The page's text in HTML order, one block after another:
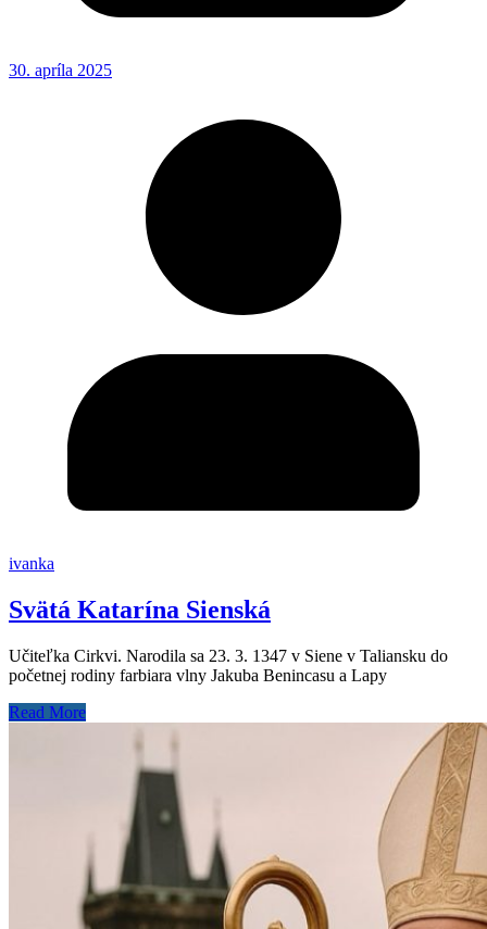
30. apríla 2025
ivanka
Svätá Katarína Sienská
Učiteľka Cirkvi. Narodila sa 23. 3. 1347 v Siene v Taliansku do
početnej rodiny farbiara vlny Jakuba Benincasu a Lapy
Read More